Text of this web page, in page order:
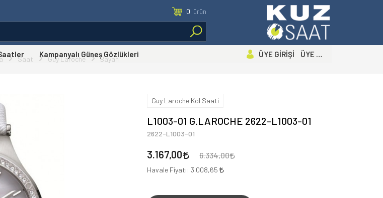
0 ürün
Kampanyalı Güneş Gözlükleri ÜYE GİRİŞİ ÜYE OL
Saat Guy Laroche Bayan
Guy Laroche Kol Saati
L1003-01 G.LAROCHE 2622-L1003-01
2622-L1003-01
3.167,00 6.334,00
Havale Fiyatı:3.008,65